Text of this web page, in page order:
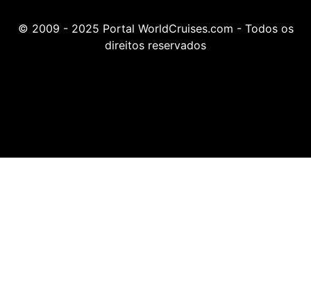
© 2009 - 2025 Portal WorldCruises.com - Todos os
direitos reservados